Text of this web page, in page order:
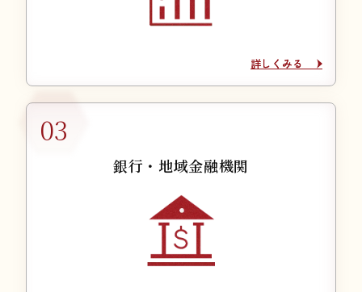
詳しくみる
詳しくみる
銀行・地域金融機関